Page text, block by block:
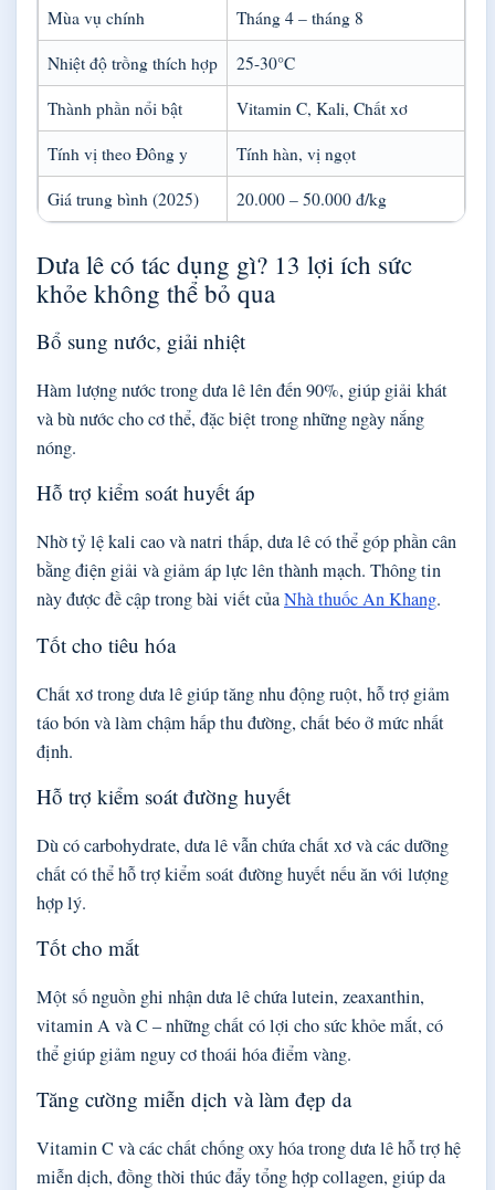
Mùa vụ chính Tháng 4 – tháng 8
Nhiệt độ trồng thích hợp 25-30°C
Thành phần nổi bật Vitamin C, Kali, Chất xơ
Tính vị theo Đông y Tính hàn, vị ngọt
Giá trung bình (2025) 20.000 – 50.000 đ/kg
Dưa lê có tác dụng gì? 13 lợi ích sức
khỏe không thể bỏ qua
Bổ sung nước, giải nhiệt
Hàm lượng nước trong dưa lê lên đến 90%, giúp giải khát
và bù nước cho cơ thể, đặc biệt trong những ngày nắng
nóng.
Hỗ trợ kiểm soát huyết áp
Nhờ tỷ lệ kali cao và natri thấp, dưa lê có thể góp phần cân
bằng điện giải và giảm áp lực lên thành mạch. Thông tin
này được đề cập trong bài viết củaNhà thuốc An Khang.
Tốt cho tiêu hóa
Chất xơ trong dưa lê giúp tăng nhu động ruột, hỗ trợ giảm
táo bón và làm chậm hấp thu đường, chất béo ở mức nhất
định.
Hỗ trợ kiểm soát đường huyết
Dù có carbohydrate, dưa lê vẫn chứa chất xơ và các dưỡng
chất có thể hỗ trợ kiểm soát đường huyết nếu ăn với lượng
hợp lý.
Tốt cho mắt
Một số nguồn ghi nhận dưa lê chứa lutein, zeaxanthin,
vitamin A và C – những chất có lợi cho sức khỏe mắt, có
thể giúp giảm nguy cơ thoái hóa điểm vàng.
Tăng cường miễn dịch và làm đẹp da
Vitamin C và các chất chống oxy hóa trong dưa lê hỗ trợ hệ
miễn dịch, đồng thời thúc đẩy tổng hợp collagen, giúp da